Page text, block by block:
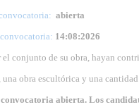
abierta
14:08:2026
el conjunto de su obra, hayan
obra escultórica y una
convocatoria abierta. Los